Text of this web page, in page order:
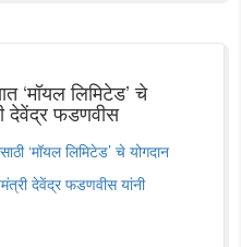
‘मॉयल लिमिटेड’ चे
देवेंद्र फडणवीस
‘मॉयल लिमिटेड’ चे योगदान
देवेंद्र फडणवीस यांनी